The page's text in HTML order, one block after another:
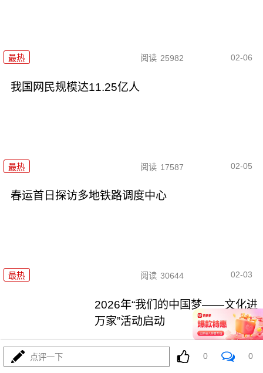
最热 阅读 25982 02-06
我国网民规模达11.25亿人
最热 阅读 17587 02-05
春运首日探访多地铁路调度中心
最热 阅读 30644 02-03
2026年“我们的中国梦——文化进
万家”活动启动
最热
点评一下 0 0